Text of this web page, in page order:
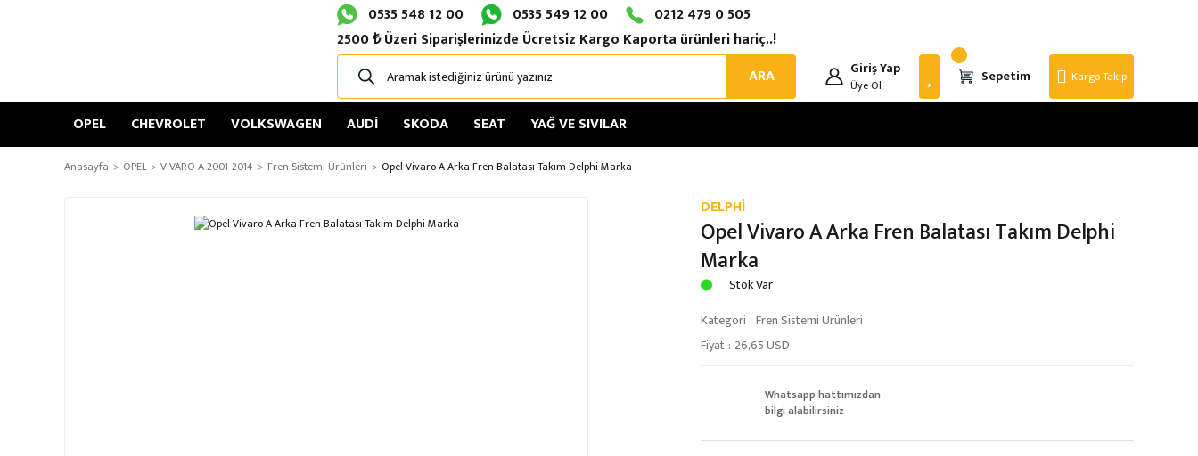
0535 548 12 00 0535 549 12 00
0212 479 0 505
2500 ₺ Üzeri Siparişlerinizde Ücretsiz Kargo Kaporta ürünleri hariç..!
ARA
Giriş Yap
Üye Ol Sepetim Kargo Takip
OPEL CHEVROLET VOLKSWAGEN AUDİ SKODA SEAT YAĞ VE SIVILAR
Anasayfa OPEL VİVARO A 2001-2014 Fren Sistemi Ürünleri Opel Vivaro A Arka Fren Balatası Takım Delphi Marka
DELPHİ
Opel Vivaro A Arka Fren Balatası Takım Delphi
Marka
Stok Var
Kategori Fren Sistemi Ürünleri
Fiyat 26,65 USD
Whatsapp hattımızdan
bilgi alabilirsiniz